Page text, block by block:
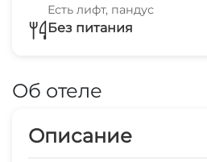
Есть лифт, пандус
Без питания
Об отеле
Описание